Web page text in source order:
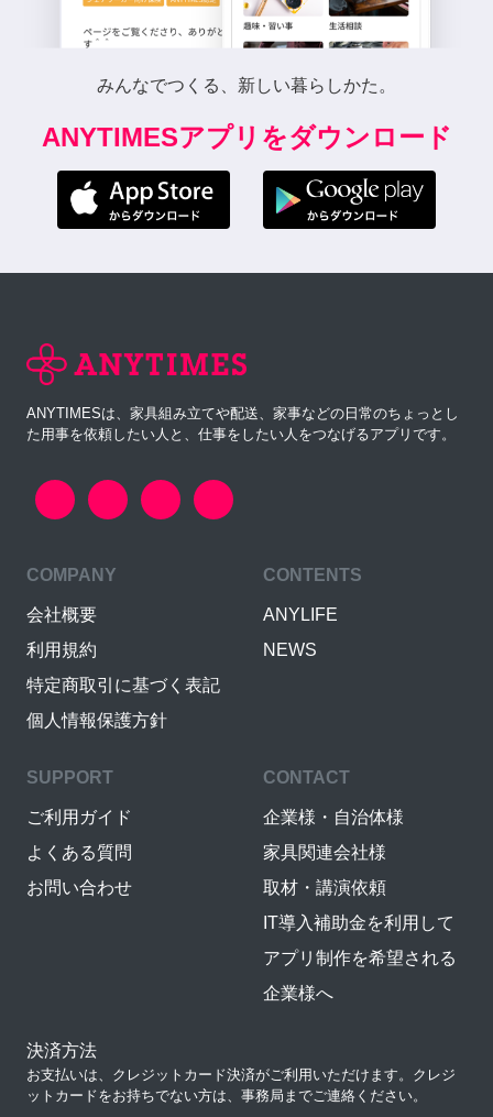
みんなでつくる、新しい暮らしかた。
ANYTIMESアプリをダウンロード
ANYTIMESは、家具組み立てや配送、家事などの日常のちょっとし
た用事を依頼したい人と、仕事をしたい人をつなげるアプリです。
COMPANY
会社概要
利用規約
特定商取引に基づく表記
個人情報保護方針
CONTENTS
ANYLIFE
NEWS
SUPPORT
ご利用ガイド
よくある質問
お問い合わせ
CONTACT
企業様・自治体様
家具関連会社様
取材・講演依頼
IT導入補助金を利用して
アプリ制作を希望される
企業様へ
決済方法
お支払いは、クレジットカード決済がご利用いただけます。クレジ
ットカードをお持ちでない方は、事務局までご連絡ください。